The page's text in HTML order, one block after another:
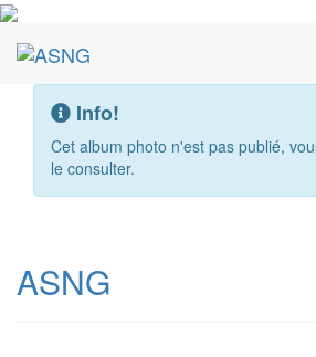
Info!
Cet album photo n'est pas publié,
le consulter.
ASNG